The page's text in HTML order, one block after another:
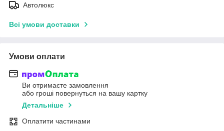
Автолюкс
Всі умови доставки
Умови оплати
Ви отримаєте замовлення
або гроші повернуться на вашу картку
Детальніше
Оплатити частинами